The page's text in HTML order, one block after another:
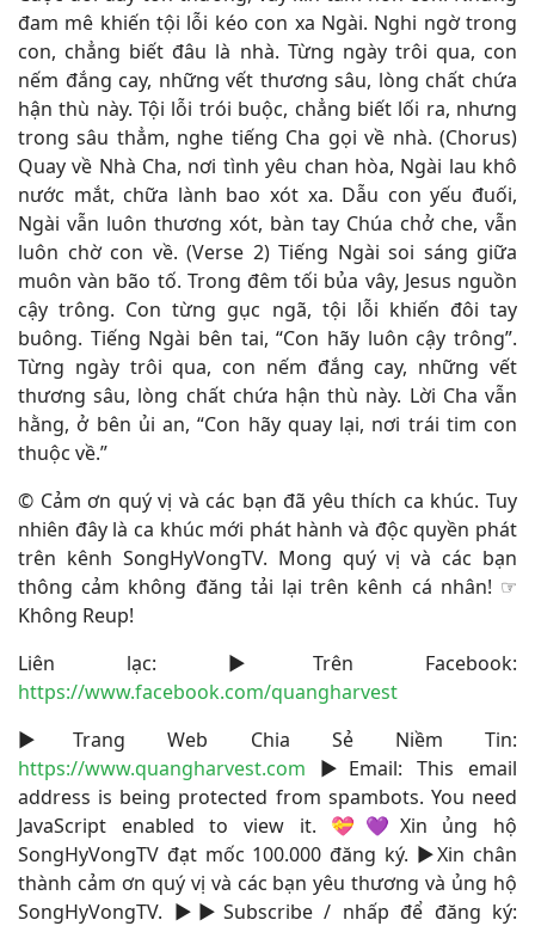
đam mê khiến tội lỗi kéo con xa Ngài. Nghi ngờ trong
con, chẳng biết đâu là nhà. Từng ngày trôi qua, con
nếm đắng cay, những vết thương sâu, lòng chất chứa
hận thù này. Tội lỗi trói buộc, chẳng biết lối ra, nhưng
trong sâu thẳm, nghe tiếng Cha gọi về nhà. (Chorus)
Quay về Nhà Cha, nơi tình yêu chan hòa, Ngài lau khô
nước mắt, chữa lành bao xót xa. Dẫu con yếu đuối,
Ngài vẫn luôn thương xót, bàn tay Chúa chở che, vẫn
luôn chờ con về. (Verse 2) Tiếng Ngài soi sáng giữa
muôn vàn bão tố. Trong đêm tối bủa vây, Jesus nguồn
cậy trông. Con từng gục ngã, tội lỗi khiến đôi tay
buông. Tiếng Ngài bên tai, “Con hãy luôn cậy trông”.
Từng ngày trôi qua, con nếm đắng cay, những vết
thương sâu, lòng chất chứa hận thù này. Lời Cha vẫn
hằng, ở bên ủi an, “Con hãy quay lại, nơi trái tim con
thuộc về.”
© Cảm ơn quý vị và các bạn đã yêu thích ca khúc. Tuy
nhiên đây là ca khúc mới phát hành và độc quyền phát
trên kênh SongHyVongTV. Mong quý vị và các bạn
thông cảm không đăng tải lại trên kênh cá nhân! ☞
Không Reup!
Liên lạc: ▶Trên Facebook:
https://www.facebook.com/quangharvest
▶Trang Web Chia Sẻ Niềm Tin:
https://www.quangharvest.com ▶Email: This email
address is being protected from spambots. You need
JavaScript enabled to view it. 💝💜Xin ủng hộ
SongHyVongTV đạt mốc 100.000 đăng ký. ▶Xin chân
thành cảm ơn quý vị và các bạn yêu thương và ủng hộ
SongHyVongTV. ▶▶Subscribe / nhấp để đăng ký: